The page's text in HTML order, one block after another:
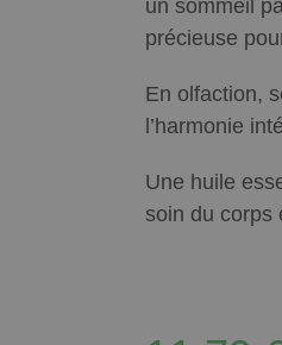
un sommeil
précieuse
En olfaction,
l’harmonie
Une huile
soin du corps